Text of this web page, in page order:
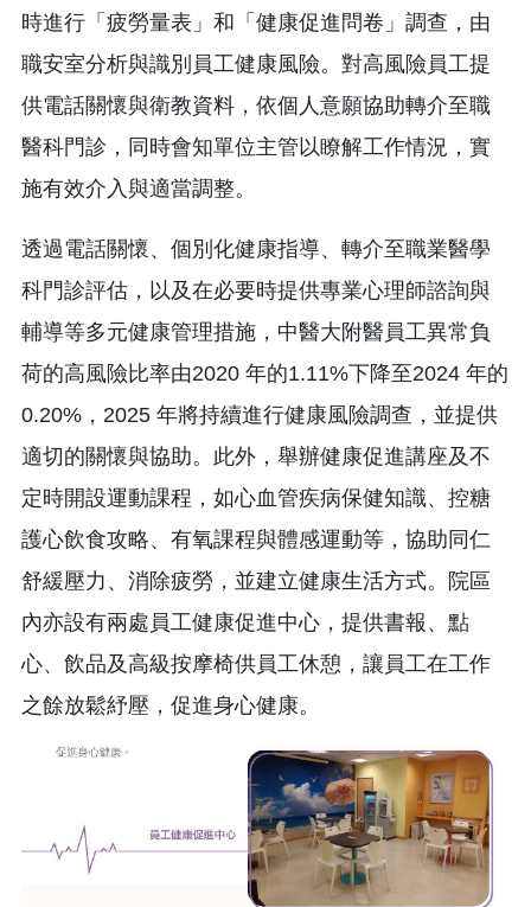
時進行「疲勞量表」和「健康促進問卷」調查，由
職安室分析與識別員工健康風險。對高風險員工提
供電話關懷與衛教資料，依個人意願協助轉介至職
醫科門診，同時會知單位主管以瞭解工作情況，實
施有效介入與適當調整。
透過電話關懷、個別化健康指導、轉介至職業醫學
科門診評估，以及在必要時提供專業心理師諮詢與
輔導等多元健康管理措施，中醫大附醫員工異常負
荷的高風險比率由2020 年的1.11%下降至2024 年的
0.20%，2025 年將持續進行健康風險調查，並提供
適切的關懷與協助。此外，舉辦健康促進講座及不
定時開設運動課程，如心血管疾病保健知識、控糖
護心飲食攻略、有氧課程與體感運動等，協助同仁
舒緩壓力、消除疲勞，並建立健康生活方式。院區
內亦設有兩處員工健康促進中心，提供書報、點
心、飲品及高級按摩椅供員工休憩，讓員工在工作
之餘放鬆紓壓，促進身心健康。